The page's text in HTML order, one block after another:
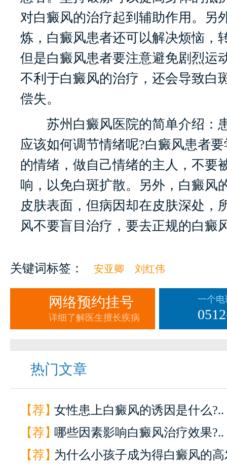
对白癜风的治疗起到辅助作用。另
炼，白癜风患者还可以解决烦恼，
但是白癜风患者要注意避免剧烈运
不利于白癜风的治疗，还会导致白
偿失。
苏州白癜风医院的简单介绍：
应该如何调节情绪呢?白癜风患者
的情绪，做自己情绪的主人，不要
响，以免白斑扩散。另外，白癜风
皮肤表面，但病因却在皮肤深处，
风不要盲目治疗，要去正规的白癜
关键词标签： 安亚卿 刘红伟
网络预约挂号
详细了解医生擅长疾病
一个
热门文章
【荐】女性患上白癜风的诱因是什么?..
【荐】哪些因素影响白癜风治疗效果?..
【荐】为什么小孩子成为得白癜风的高